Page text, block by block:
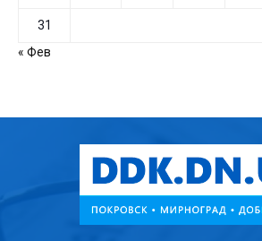
31
« Фев